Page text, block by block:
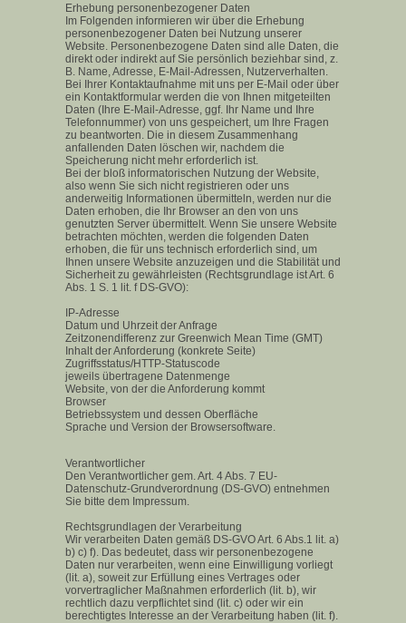
Erhebung personenbezogener Daten
Im Folgenden informieren wir über die Erhebung
personenbezogener Daten bei Nutzung unserer
Website. Personenbezogene Daten sind alle Daten, die
direkt oder indirekt auf Sie persönlich beziehbar sind, z.
B. Name, Adresse, E-Mail-Adressen, Nutzerverhalten.
Bei Ihrer Kontaktaufnahme mit uns per E-Mail oder über
ein Kontaktformular werden die von Ihnen mitgeteilten
Daten (Ihre E-Mail-Adresse, ggf. Ihr Name und Ihre
Telefonnummer) von uns gespeichert, um Ihre Fragen
zu beantworten. Die in diesem Zusammenhang
anfallenden Daten löschen wir, nachdem die
Speicherung nicht mehr erforderlich ist.
Bei der bloß informatorischen Nutzung der Website,
also wenn Sie sich nicht registrieren oder uns
anderweitig Informationen übermitteln, werden nur die
Daten erhoben, die Ihr Browser an den von uns
genutzten Server übermittelt. Wenn Sie unsere Website
betrachten möchten, werden die folgenden Daten
erhoben, die für uns technisch erforderlich sind, um
Ihnen unsere Website anzuzeigen und die Stabilität und
Sicherheit zu gewährleisten (Rechtsgrundlage ist Art. 6
Abs. 1 S. 1 lit. f DS-GVO):
IP-Adresse
Datum und Uhrzeit der Anfrage
Zeitzonendifferenz zur Greenwich Mean Time (GMT)
Inhalt der Anforderung (konkrete Seite)
Zugriffsstatus/HTTP-Statuscode
jeweils übertragene Datenmenge
Website, von der die Anforderung kommt
Browser
Betriebssystem und dessen Oberfläche
Sprache und Version der Browsersoftware.
Verantwortlicher
Den Verantwortlicher gem. Art. 4 Abs. 7 EU-
Datenschutz-Grundverordnung (DS-GVO) entnehmen
Sie bitte dem Impressum.
Rechtsgrundlagen der Verarbeitung
Wir verarbeiten Daten gemäß DS-GVO Art. 6 Abs.1 lit. a)
b) c) f). Das bedeutet, dass wir personenbezogene
Daten nur verarbeiten, wenn eine Einwilligung vorliegt
(lit. a), soweit zur Erfüllung eines Vertrages oder
vorvertraglicher Maßnahmen erforderlich (lit. b), wir
rechtlich dazu verpflichtet sind (lit. c) oder wir ein
berechtigtes Interesse an der Verarbeitung haben (lit. f).